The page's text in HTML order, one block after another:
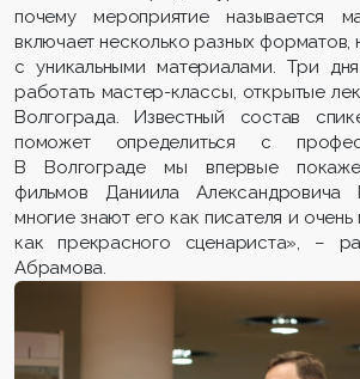
почему мероприятие называется
включает несколько разных форматов,
с уникальными материалами. Три
работать мастер-классы, открытые
Волгограда. Известный состав
поможет определиться с
В Волгограде мы впервые
фильмов Даниила
многие знают его как писателя и очень
как прекрасного сценариста», –
Абрамова.